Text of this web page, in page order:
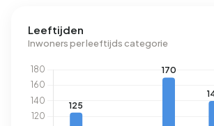
Leeftijden
Inwoners per leeftijds categorie